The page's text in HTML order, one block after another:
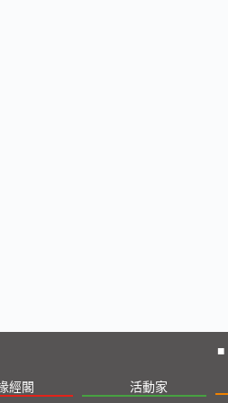
■
經閣 活動家